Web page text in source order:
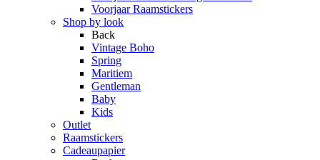
Voorjaar Raamstickers
Shop by look
Back
Vintage Boho
Spring
Maritiem
Gentleman
Baby
Kids
Outlet
Raamstickers
Cadeaupapier